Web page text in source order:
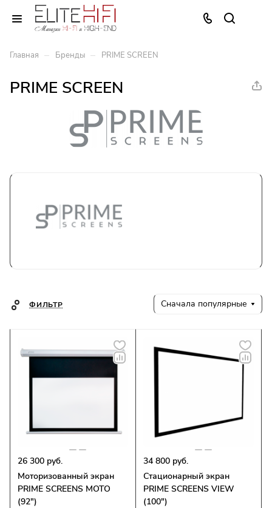
Главная – Бренды – PRIME SCREEN
PRIME SCREEN
ФИЛЬТР Сначала популярные
26 300 руб.
Моторизованный экран
PRIME SCREENS MOTO
(92")
34 800 руб.
Стационарный экран
PRIME SCREENS VIEW
(100")